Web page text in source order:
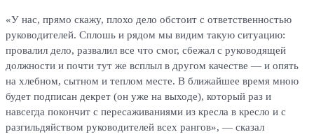
«У нас, прямо скажу, плохо дело обстоит с ответственностью
руководителей. Сплошь и рядом мы видим такую ситуацию:
провалил дело, развалил все что смог, сбежал с руководящей
должности и почти тут же всплыл в другом качестве — и опять
на хлебном, сытном и теплом месте. В ближайшее время мною
будет подписан декрет (он уже на выходе), который раз и
навсегда покончит с пересаживаниями из кресла в кресло и с
разгильдяйством руководителей всех рангов», — сказал